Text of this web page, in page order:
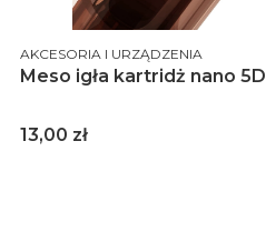
PRODUCENT
AKCESORIA I URZĄDZENIA
Meso igła kartridż nano 5D
Cena
13,00 zł